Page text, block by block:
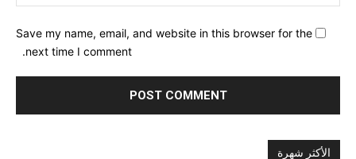
Save my name, email, and website in this browser for the
next time I comment.
الأكثر شهرة